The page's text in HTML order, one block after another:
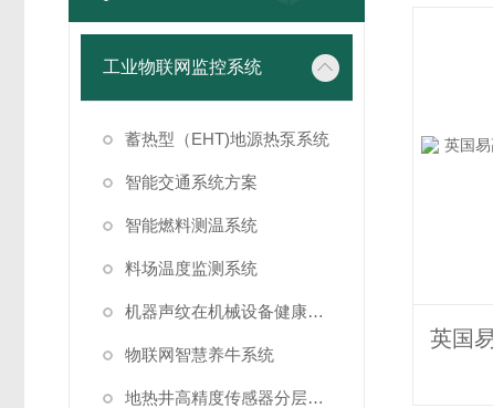
工业物联网监控系统
蓄热型（EHT)地源热泵系统
智能交通系统方案
智能燃料测温系统
料场温度监测系统
机器声纹在机械设备健康状态监测中的应用
物联网智慧养牛系统
地热井高精度传感器分层测温方案